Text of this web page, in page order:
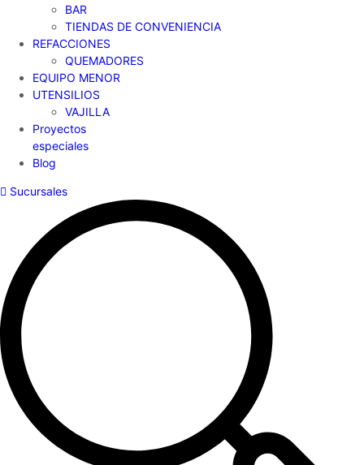
BAR
TIENDAS DE CONVENIENCIA
REFACCIONES
QUEMADORES
EQUIPO MENOR
UTENSILIOS
VAJILLA
Proyectos
especiales
Blog
Sucursales